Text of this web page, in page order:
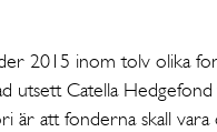
2015 inom tolv olika
utsett Catella
att fonderna skall vara